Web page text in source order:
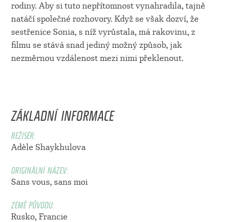
rodiny. Aby si tuto nepřítomnost vynahradila, tajně
natáčí společné rozhovory. Když se však dozví, že
sestřenice Sonia, s níž vyrůstala, má rakovinu, z
filmu se stává snad jediný možný způsob, jak
nezměrnou vzdálenost mezi nimi překlenout.
ZÁKLADNÍ INFORMACE
REŽISÉR:
Adèle Shaykhulova
ORIGINÁLNÍ NÁZEV:
Sans vous, sans moi
ZEMĚ PŮVODU:
Rusko, Francie